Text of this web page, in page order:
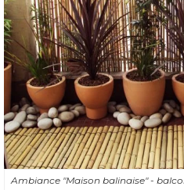
Ambiance "Maison balinaise" -